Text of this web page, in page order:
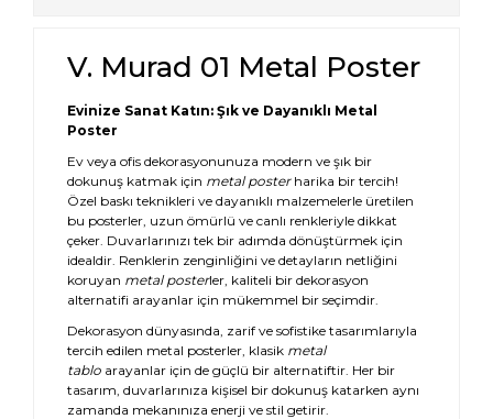
V. Murad 01 Metal Poster
Evinize Sanat Katın: Şık ve Dayanıklı Metal
Poster
Ev veya ofis dekorasyonunuza modern ve şık bir
dokunuş katmak için metal posterharika bir tercih!
Özel baskı teknikleri ve dayanıklı malzemelerle üretilen
bu posterler, uzun ömürlü ve canlı renkleriyle dikkat
çeker. Duvarlarınızı tek bir adımda dönüştürmek için
idealdir. Renklerin zenginliğini ve detayların netliğini
koruyan metal posterler, kaliteli bir dekorasyon
alternatifi arayanlar için mükemmel bir seçimdir.
Dekorasyon dünyasında, zarif ve sofistike tasarımlarıyla
tercih edilen metal posterler, klasik metal
tablo arayanlar için de güçlü bir alternatiftir. Her bir
tasarım, duvarlarınıza kişisel bir dokunuş katarken aynı
zamanda mekanınıza enerji ve stil getirir.